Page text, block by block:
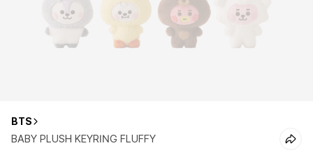
BTS
BABY PLUSH KEYRING FLUFFY